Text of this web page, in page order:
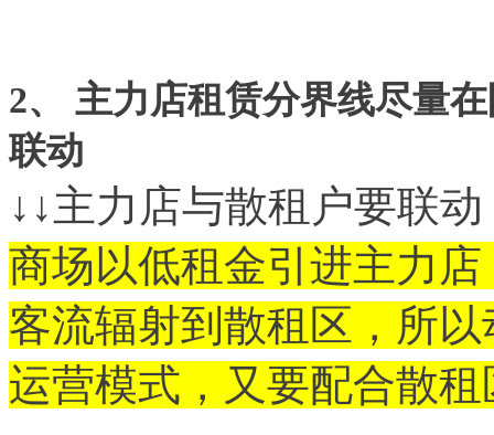
2、 主力店租赁分界线尽量
联动
↓↓主力店与散租户要联
商场以低租金引进主力
客流辐射到散租区，所
运营模式，又要配合散